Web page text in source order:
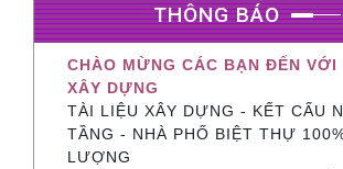
THÔNG BÁO
CHÀO MỪNG CÁC BẠN ĐẾN VỚI
XÂY DỰNG
TÀI LIỆU XÂY DỰNG - KẾT CẤU
TẦNG - NHÀ PHỐ BIỆT THỰ
LƯỢNG